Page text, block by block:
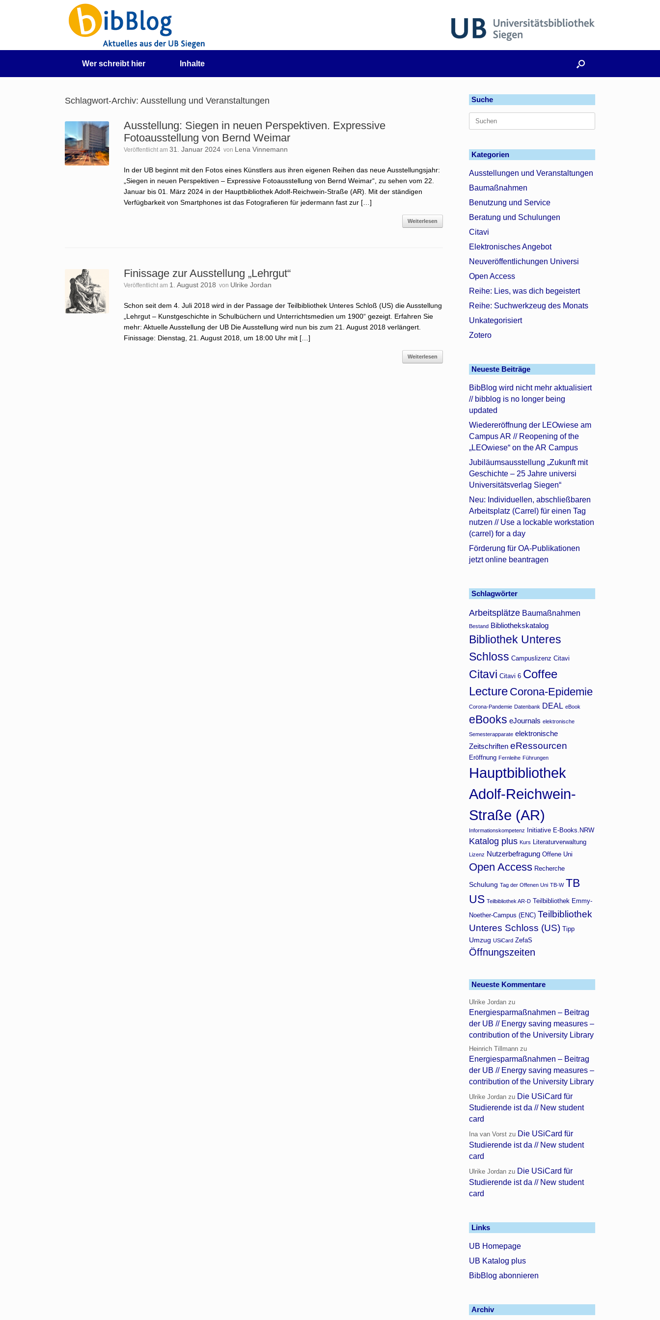
Wer schreibt hier Inhalte
Schlagwort-Archiv: Ausstellung und Veranstaltungen
Ausstellung: Siegen in neuen Perspektiven. Expressive
Fotoausstellung von Bernd Weimar
Veröffentlicht am31. Januar 2024 von Lena Vinnemann
In der UB beginnt mit den Fotos eines Künstlers aus ihren eigenen Reihen das neue Ausstellungsjahr:
„Siegen in neuen Perspektiven – Expressive Fotoausstellung von Bernd Weimar“, zu sehen vom 22.
Januar bis 01. März 2024 in der Hauptbibliothek Adolf-Reichwein-Straße (AR). Mit der ständigen
Verfügbarkeit von Smartphones ist das Fotografieren für jedermann fast zur […]
Weiterlesen
Finissage zur Ausstellung „Lehrgut“
Veröffentlicht am 1. August 2018 von Ulrike Jordan
Schon seit dem 4. Juli 2018 wird in der Passage der Teilbibliothek Unteres Schloß (US) die Ausstellung
„Lehrgut – Kunstgeschichte in Schulbüchern und Unterrichtsmedien um 1900“ gezeigt. Erfahren Sie
mehr: Aktuelle Ausstellung der UB Die Ausstellung wird nun bis zum 21. August 2018 verlängert.
Finissage: Dienstag, 21. August 2018, um 18:00 Uhr mit […]
Weiterlesen
Suche
Suchen
Kategorien
Ausstellungen und Veranstaltungen
Baumaßnahmen
Benutzung und Service
Beratung und Schulungen
Citavi
Elektronisches Angebot
Neuveröffentlichungen Universi
Open Access
Reihe: Lies, was dich begeistert
Reihe: Suchwerkzeug des Monats
Unkategorisiert
Zotero
Neueste Beiträge
BibBlog wird nicht mehr aktualisiert
// bibblog is no longer being
updated
Wiedereröffnung der LEOwiese am
Campus AR // Reopening of the
„LEOwiese“ on the AR Campus
Jubiläumsausstellung „Zukunft mit
Geschichte – 25 Jahre universi
Universitätsverlag Siegen“
Neu: Individuellen, abschließbaren
Arbeitsplatz (Carrel) für einen Tag
nutzen // Use a lockable workstation
(carrel) for a day
Förderung für OA-Publikationen
jetzt online beantragen
Schlagwörter
Arbeitsplätze Baumaßnahmen
Bestand Bibliothekskatalog
Bibliothek Unteres
Schloss Campuslizenz Citavi
Citavi Citavi 6 Coffee
Lecture Corona-Epidemie
Corona-Pandemie Datenbank DEAL eBook
eBooks eJournals elektronische
Semesterapparate elektronische
Zeitschriften eRessourcen
Eröffnung Fernleihe Führungen
Hauptbibliothek
Adolf-Reichwein-
Straße (AR)
Informationskompetenz Initiative E-Books.NRW
Katalog plus Kurs Literaturverwaltung
Lizenz Nutzerbefragung Offene Uni
Open Access Recherche
Schulung Tag der Offenen Uni TB-W TB
US Teilbibliothek AR-D Teilbibliothek Emmy-
Noether-Campus (ENC) Teilbibliothek
Unteres Schloss (US)
Tipp
Umzug USiCard ZefaS
Öffnungszeiten
Neueste Kommentare
Ulrike Jordan zu
Energiesparmaßnahmen – Beitrag
der UB // Energy saving measures –
contribution of the University Library
Heinrich Tillmann zu
Energiesparmaßnahmen – Beitrag
der UB // Energy saving measures –
contribution of the University Library
Ulrike Jordan zu Die USiCard für
Studierende ist da // New student
card
Ina van Vorst zu Die USiCard für
Studierende ist da // New student
card
Ulrike Jordan zu Die USiCard für
Studierende ist da // New student
card
Links
UB Homepage
UB Katalog plus
BibBlog abonnieren
Archiv